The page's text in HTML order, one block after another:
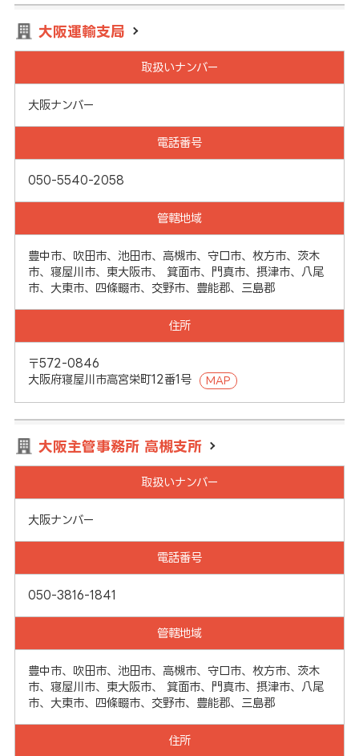
大阪運輸支局
取扱いナンバー
大阪ナンバー
電話番号
050-5540-2058
管轄地域
豊中市、吹田市、池田市、高槻市、守口市、枚方市、茨木
市、寝屋川市、東大阪市、 箕面市、門真市、摂津市、八尾
市、大東市、四條畷市、交野市、豊能郡、三島郡
住所
〒572-0846
大阪府寝屋川市高宮栄町12番1号
MAP
大阪主管事務所 高槻支所
取扱いナンバー
大阪ナンバー
電話番号
050-3816-1841
管轄地域
豊中市、吹田市、池田市、高槻市、守口市、枚方市、茨木
市、寝屋川市、東大阪市、 箕面市、門真市、摂津市、八尾
市、大東市、四條畷市、交野市、豊能郡、三島郡
住所